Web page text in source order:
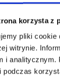
korzysta z
pliki cookie
witrynie.
i analitycznym.
podczas